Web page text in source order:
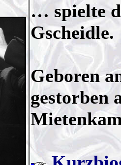
… spielte
Gscheidle.
Geboren
gestorben